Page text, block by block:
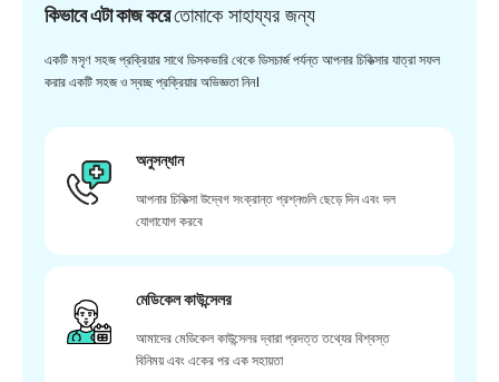
কিভাবে এটা কাজ করেতোমাকে সাহায্যর জন্য
একটি মসৃণ সহজ প্রক্রিয়ার সাথে ডিসকভারি থেকে ডিসচার্জ পর্যন্ত আপনার চিকিত্সার যাত্রা সফল
করার একটি সহজ ও স্বচ্ছ প্রক্রিয়ার অভিজ্ঞতা নিন।
অনুসন্ধান
আপনার চিকিত্সা উদ্বেগ সংক্রান্ত প্রশ্নগুলি ছেড়ে দিন এবং দল
যোগাযোগ করবে
মেডিকেল কাউন্সেলর
আমাদের মেডিকেল কাউন্সেলর দ্বারা প্রদত্ত তথ্যের বিশ্বস্ত
বিনিময় এবং একের পর এক সহায়তা